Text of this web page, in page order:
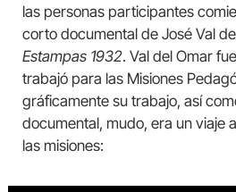
las personas participantes
corto documental de José Val
Estampas 1932. Val del Omar
trabajó para las Misiones
gráficamente su trabajo, así
documental, mudo, era un viaje
las misiones: